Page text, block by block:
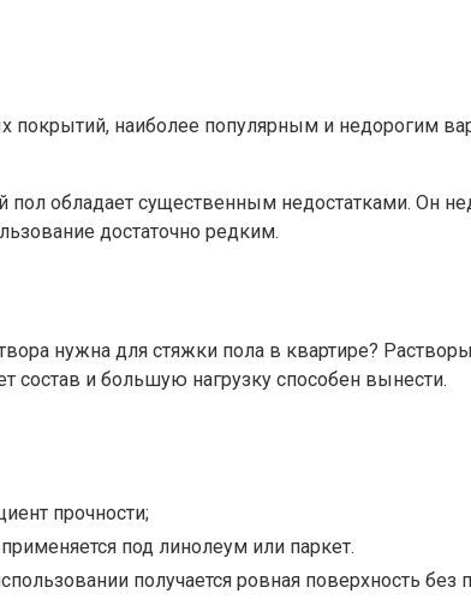
наиболее популярным и недорогим
пол обладает существенным недостатками. Он
достаточно редким.
нужна для стяжки пола в квартире?
и большую нагрузку способен вынести.
прочности;
под линолеум или паркет.
получается ровная поверхность